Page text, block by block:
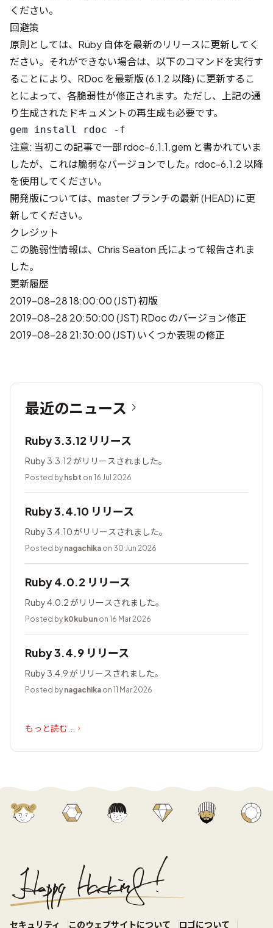
ください。
回避策
原則としては、Ruby 自体を最新のリリースに更新してく
ださい。それができない場合は、以下のコマンドを実行す
ることにより、RDoc を最新版 (6.1.2 以降) に更新するこ
とによって、各脆弱性が修正されます。ただし、上記の通
り生成されたドキュメントの再生成も必要です。
注意: 当初この記事で一部 rdoc-6.1.1.gem と書かれていま
したが、これは脆弱なバージョンでした。rdoc-6.1.2 以降
を使用してください。
開発版については、master ブランチの最新 (HEAD) に更
新してください。
クレジット
この脆弱性情報は、 Chris Seaton 氏によって報告されま
した。
更新履歴
2019-08-28 18:00:00 (JST) 初版
2019-08-28 20:50:00 (JST) RDoc のバージョン修正
2019-08-28 21:30:00 (JST) いくつか表現の修正
最近のニュース
Ruby 3.3.12 リリース
Ruby 3.3.12 がリリースされました。
Posted by hsbt on 16 Jul 2026
Ruby 3.4.10 リリース
Ruby 3.4.10 がリリースされました。
Posted by nagachika on 30 Jun 2026
Ruby 4.0.2 リリース
Ruby 4.0.2 がリリースされました。
Posted by k0kubun on 16 Mar 2026
Ruby 3.4.9 リリース
Ruby 3.4.9 がリリースされました。
Posted by nagachika on 11 Mar 2026
もっと読む...
セキュリティ このウェブサイトについて ロゴについて